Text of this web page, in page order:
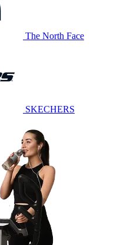
The North Face
SKECHERS